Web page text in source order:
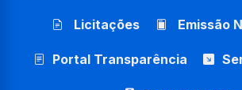
Licitações Emissão
Portal Transparência